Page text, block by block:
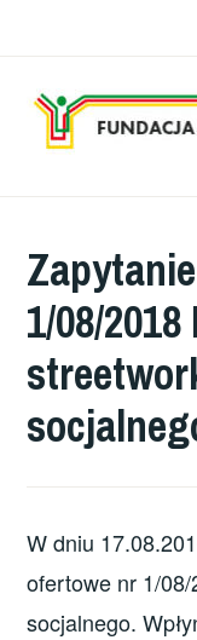
treści
1/08/2018
W dniu
ofertowe nr 1/
socjalnego.